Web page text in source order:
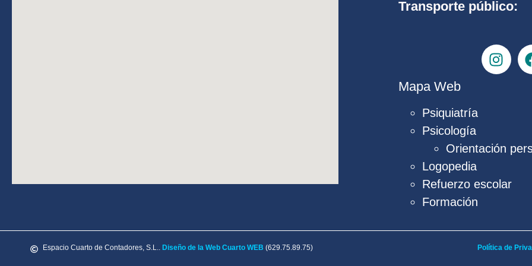
Transporte público:
Mapa Web
Psiquiatría
Psicología
Orientación
Logopedia
Refuerzo escolar
Formación
Espacio Cuarto de Contadores, S.L.. Diseño de la Web Cuarto WEB (629.75.89.75) Política de